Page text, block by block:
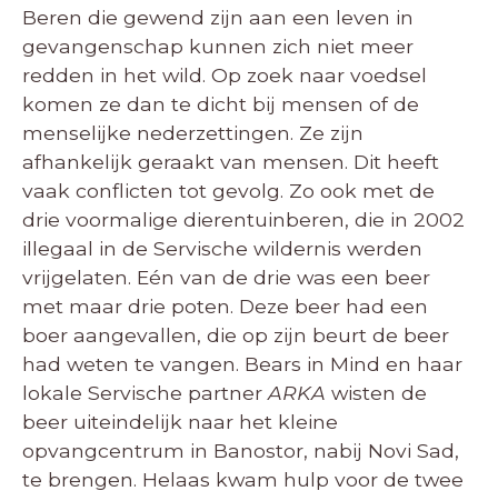
Beren die gewend zijn aan een leven in
gevangenschap kunnen zich niet meer
redden in het wild. Op zoek naar voedsel
komen ze dan te dicht bij mensen of de
menselijke nederzettingen. Ze zijn
afhankelijk geraakt van mensen. Dit heeft
vaak conflicten tot gevolg. Zo ook met de
drie voormalige dierentuinberen, die in 2002
illegaal in de Servische wildernis werden
vrijgelaten. Eén van de drie was een beer
met maar drie poten. Deze beer had een
boer aangevallen, die op zijn beurt de beer
had weten te vangen. Bears in Mind en haar
lokale Servische partner ARKA wisten de
beer uiteindelijk naar het kleine
opvangcentrum in Banostor, nabij Novi Sad,
te brengen. Helaas kwam hulp voor de twee